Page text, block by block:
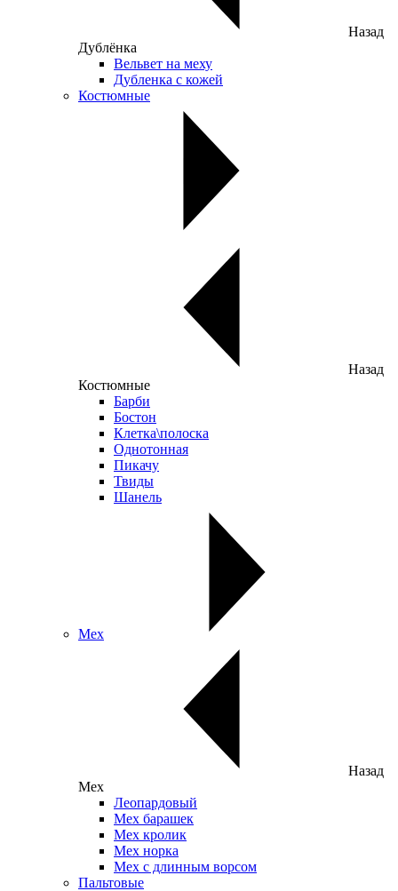
Назад
Дублёнка
Вельвет на меху
Дубленка с кожей
Костюмные
Назад
Костюмные
Барби
Бостон
Клетка\полоска
Однотонная
Пикачу
Твиды
Шанель
Мех
Назад
Мех
Леопардовый
Мех барашек
Мех кролик
Мех норка
Мех с длинным ворсом
Пальтовые